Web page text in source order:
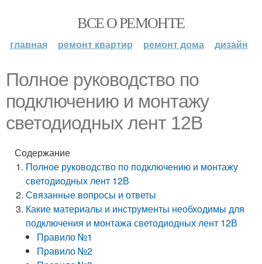
ВСЕ О РЕМОНТЕ
главная ремонт квартир ремонт дома дизайн
Полное руководство по
подключению и монтажу
светодиодных лент 12В
Содержание
Полное руководство по подключению и монтажу
светодиодных лент 12В
Связанные вопросы и ответы
Какие материалы и инструменты необходимы для
подключения и монтажа светодиодных лент 12В
Правило №1
Правило №2